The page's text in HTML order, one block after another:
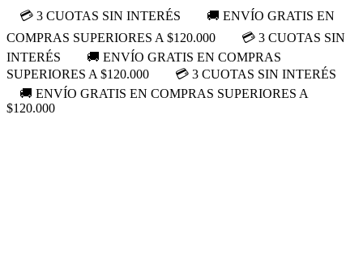
💳 3 CUOTAS SIN INTERÉS
🚚 ENVÍO GRATIS EN
COMPRAS SUPERIORES A $120.000
💳 3 CUOTAS SIN
INTERÉS
🚚 ENVÍO GRATIS EN COMPRAS
SUPERIORES A $120.000
💳 3 CUOTAS SIN INTERÉS
🚚 ENVÍO GRATIS EN COMPRAS SUPERIORES A
$120.000